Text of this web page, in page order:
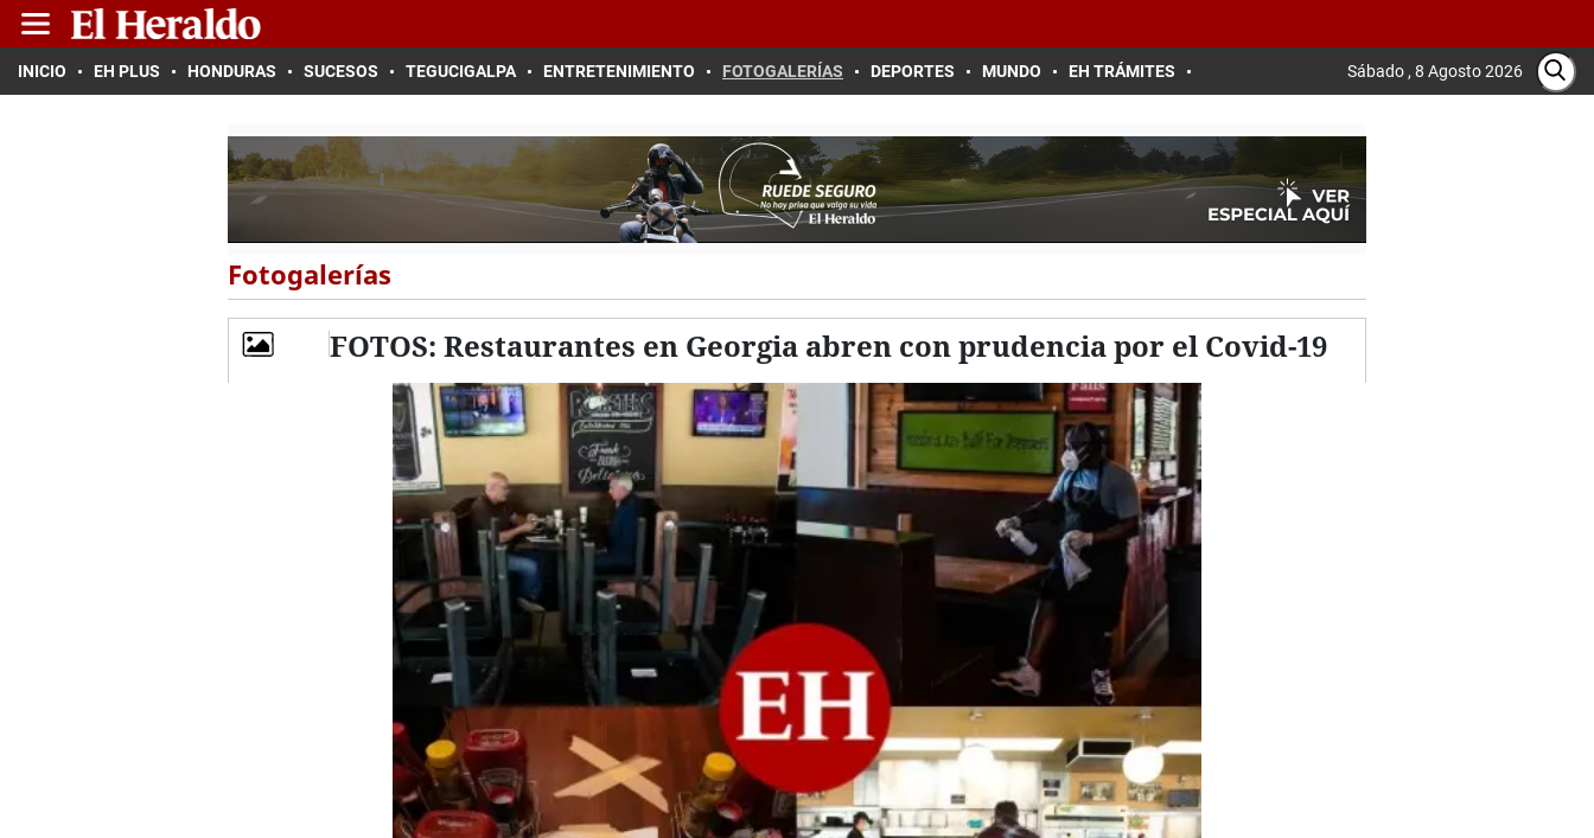
INICIO EH PLUS HONDURAS SUCESOS TEGUCIGALPA ENTRETENIMIENTO FOTOGALERÍAS DEPORTES MUNDO EH TRÁMITES Sábado , 8 Agosto 2026
Fotogalerías
FOTOS: Restaurantes en Georgia abren con prudencia por el Covid-19